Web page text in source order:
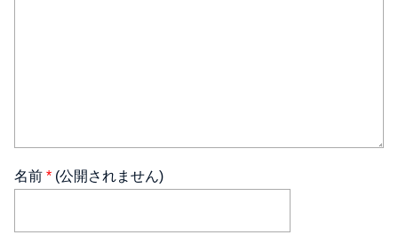
名前 * (公開されません)